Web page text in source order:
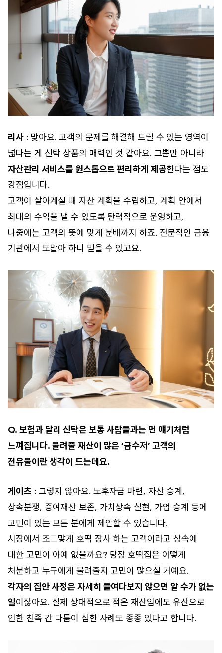
리사 : 맞아요. 고객의 문제를 해결해 드릴 수 있는 영역이
넓다는 게 신탁 상품의 매력인 것 같아요. 그뿐만 아니라
자산관리 서비스를 원스톱으로 편리하게 제공한다는 점도
강점입니다.
고객이 살아계실 때 자산 계획을 수립하고, 계획 안에서
최대의 수익을 낼 수 있도록 탄력적으로 운영하고,
나중에는 고객의 뜻에 맞게 분배까지 하죠. 전문적인 금융
기관에서 도맡아 하니 믿을 수 있고요.
Q. 보험과 달리 신탁은 보통 사람들과는 먼 얘기처럼
느껴집니다. 물려줄 재산이 많은 ‘금수저’ 고객의
전유물이란 생각이 드는데요.
게이츠 : 그렇지 않아요. 노후자금 마련, 자산 승계,
상속분쟁, 증여재산 보존, 가치상속 실현, 가업 승계 등에
고민이 있는 모든 분에게 제안할 수 있습니다.
시장에서 조그맣게 호떡 장사 하는 고객이라고 상속에
대한 고민이 아예 없을까요? 당장 호떡집은 어떻게
처분하고 누구에게 물려줄지 고민이 많으실 거예요.
각자의 집안 사정은 자세히 들여다보지 않으면 알 수가 없는
일이잖아요. 실제 상대적으로 적은 재산임에도 유산으로
인한 친족 간 다툼이 심한 사례도 종종 있다고 합니다.